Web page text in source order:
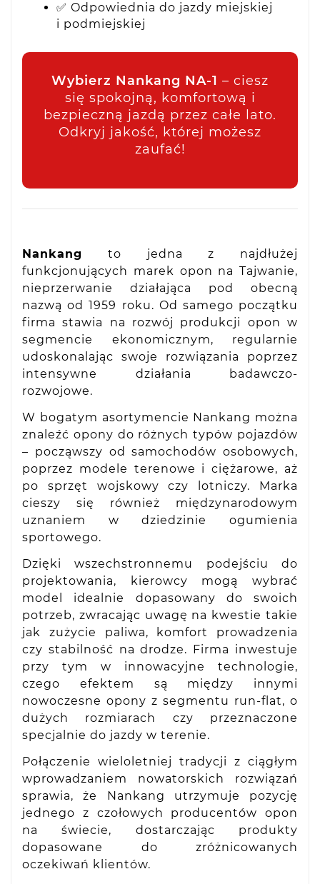
✅ Odpowiednia do jazdy miejskiej
i podmiejskiej
Wybierz Nankang NA-1 – ciesz
się spokojną, komfortową i
bezpieczną jazdą przez całe lato.
Odkryj jakość, której możesz
zaufać!
Nankang
to jedna z najdłużej
funkcjonujących marek opon na Tajwanie,
nieprzerwanie działająca pod obecną
nazwą od 1959 roku. Od samego początku
firma stawia na rozwój produkcji opon w
segmencie ekonomicznym, regularnie
udoskonalając swoje rozwiązania poprzez
intensywne działania badawczo-
rozwojowe.
W bogatym asortymencie Nankang można
znaleźć opony do różnych typów pojazdów
– począwszy od samochodów osobowych,
poprzez modele terenowe i ciężarowe, aż
po sprzęt wojskowy czy lotniczy. Marka
cieszy się również międzynarodowym
uznaniem w dziedzinie ogumienia
sportowego.
Dzięki wszechstronnemu podejściu do
projektowania, kierowcy mogą wybrać
model idealnie dopasowany do swoich
potrzeb, zwracając uwagę na kwestie takie
jak zużycie paliwa, komfort prowadzenia
czy stabilność na drodze. Firma inwestuje
przy tym w innowacyjne technologie,
czego efektem są między innymi
nowoczesne opony z segmentu run-flat, o
dużych rozmiarach czy przeznaczone
specjalnie do jazdy w terenie.
Połączenie wieloletniej tradycji z ciągłym
wprowadzaniem nowatorskich rozwiązań
sprawia, że Nankang utrzymuje pozycję
jednego z czołowych producentów opon
na świecie, dostarczając produkty
dopasowane do zróżnicowanych
oczekiwań klientów.